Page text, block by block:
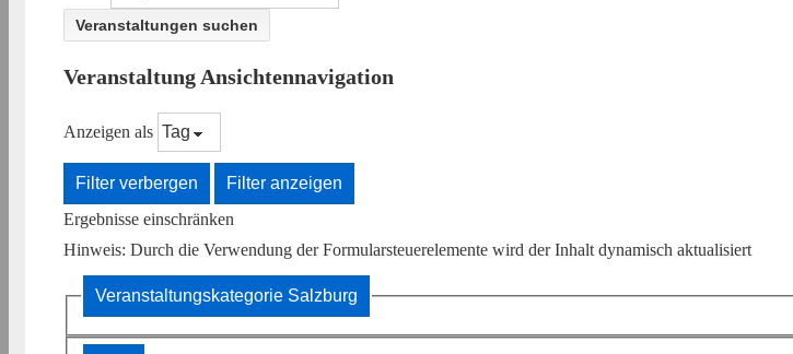
Veranstaltung Ansichtennavigation
Anzeigen als
Filter verbergen
Filter anzeigen
Ergebnisse einschränken
Hinweis: Durch die Verwendung der Formularsteuerelemente wird der Inhalt dynamisch aktualisiert
Veranstaltungskategorie Salzburg